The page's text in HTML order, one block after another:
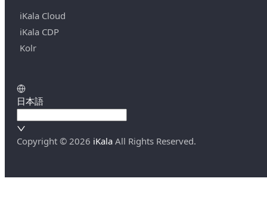
iKala Cloud
iKala CDP
Kolr
日本語
Copyright © 2026 iKala All Rights Reserved.